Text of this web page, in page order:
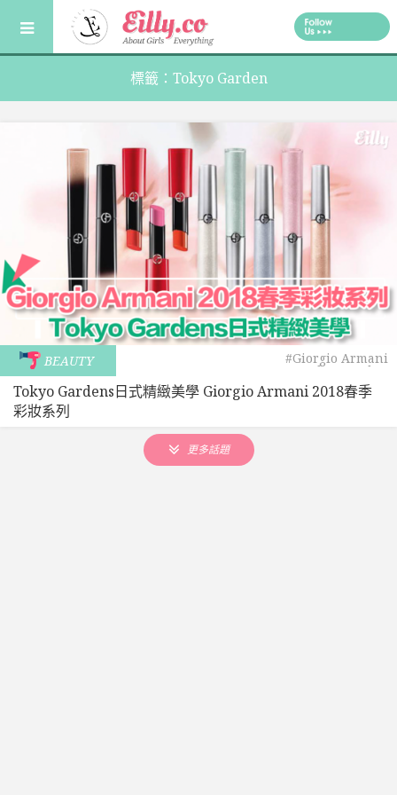
content
標籤：Tokyo Garden
BEAUTY #Giorgio Armani
#Tokyo Garden
Tokyo Gardens日式精緻美學 Giorgio Armani 2018春季
彩妝系列
更多話題